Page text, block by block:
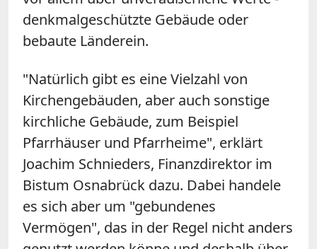
denkmalgeschützte Gebäude oder
bebaute Länderein.
"Natürlich gibt es eine Vielzahl von
Kirchengebäuden, aber auch sonstige
kirchliche Gebäude, zum Beispiel
Pfarrhäuser und Pfarrheime", erklärt
Joachim Schnieders, Finanzdirektor im
Bistum Osnabrück dazu. Dabei handele
es sich aber um "gebundenes
Vermögen", das in der Regel nicht anders